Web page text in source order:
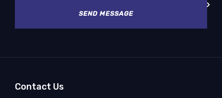
SEND MESSAGE
Contact Us